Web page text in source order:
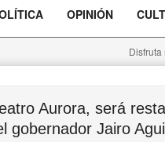
OPINIÓN
Aurora, será
gobernador Jairo